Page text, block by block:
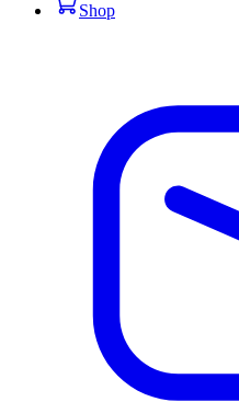
Shop